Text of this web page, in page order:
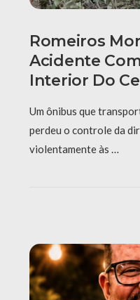
Romeiros
Acidente
Interior Do
Um ônibus que
perdeu o controle da
violentamente às …